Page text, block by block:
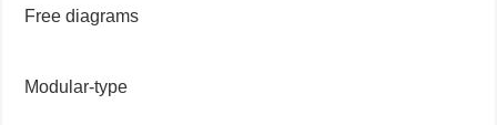
Free diagrams
Modular-type